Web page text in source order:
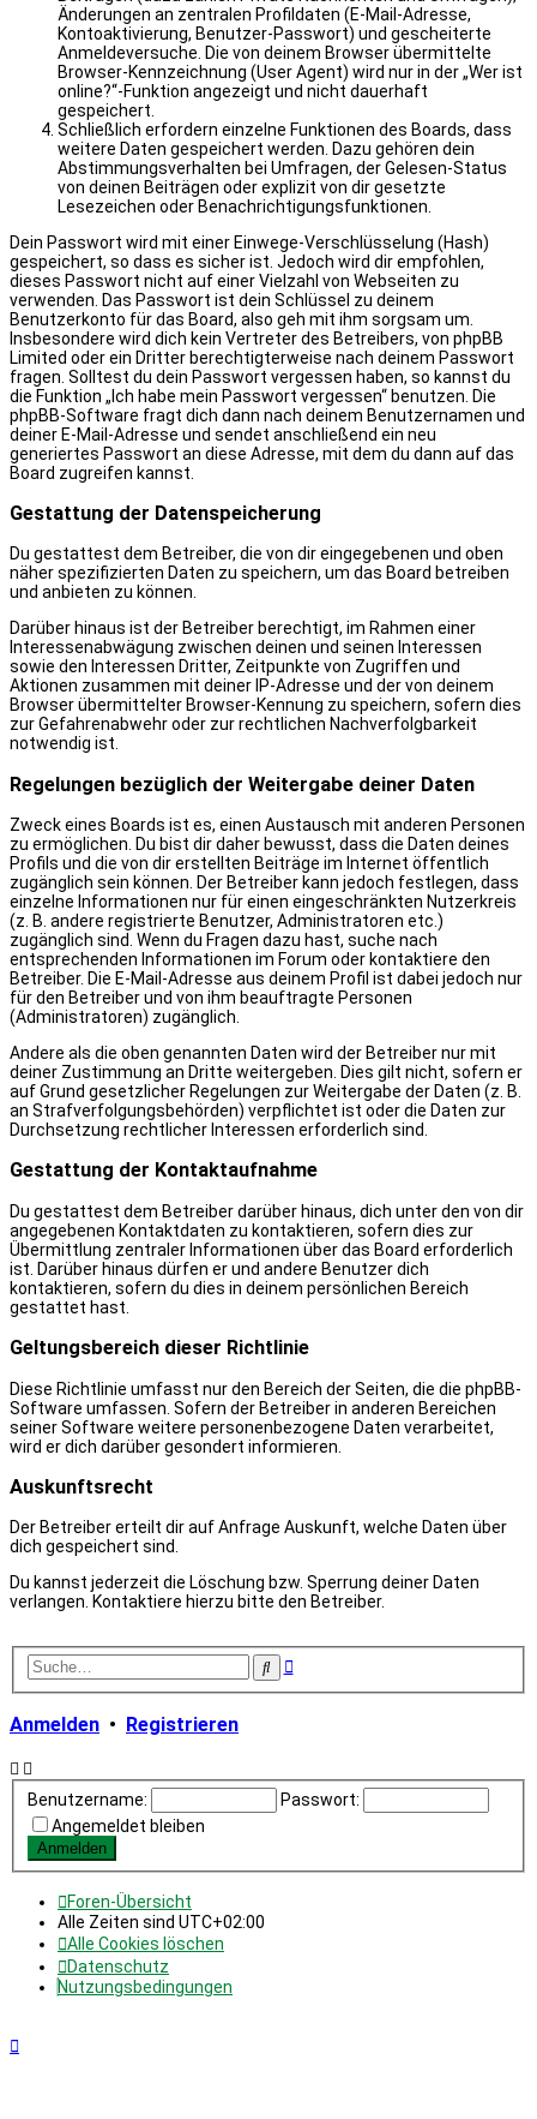
Änderungen an zentralen Profildaten (E-Mail-Adresse,
Kontoaktivierung, Benutzer-Passwort) und gescheiterte
Anmeldeversuche. Die von deinem Browser übermittelte
Browser-Kennzeichnung (User Agent) wird nur in der „Wer ist
online?“-Funktion angezeigt und nicht dauerhaft
gespeichert.
Schließlich erfordern einzelne Funktionen des Boards, dass
weitere Daten gespeichert werden. Dazu gehören dein
Abstimmungsverhalten bei Umfragen, der Gelesen-Status
von deinen Beiträgen oder explizit von dir gesetzte
Lesezeichen oder Benachrichtigungsfunktionen.
Dein Passwort wird mit einer Einwege-Verschlüsselung (Hash)
gespeichert, so dass es sicher ist. Jedoch wird dir empfohlen,
dieses Passwort nicht auf einer Vielzahl von Webseiten zu
verwenden. Das Passwort ist dein Schlüssel zu deinem
Benutzerkonto für das Board, also geh mit ihm sorgsam um.
Insbesondere wird dich kein Vertreter des Betreibers, von phpBB
Limited oder ein Dritter berechtigterweise nach deinem Passwort
fragen. Solltest du dein Passwort vergessen haben, so kannst du
die Funktion „Ich habe mein Passwort vergessen“ benutzen. Die
phpBB-Software fragt dich dann nach deinem Benutzernamen und
deiner E-Mail-Adresse und sendet anschließend ein neu
generiertes Passwort an diese Adresse, mit dem du dann auf das
Board zugreifen kannst.
Gestattung der Datenspeicherung
Du gestattest dem Betreiber, die von dir eingegebenen und oben
näher spezifizierten Daten zu speichern, um das Board betreiben
und anbieten zu können.
Darüber hinaus ist der Betreiber berechtigt, im Rahmen einer
Interessenabwägung zwischen deinen und seinen Interessen
sowie den Interessen Dritter, Zeitpunkte von Zugriffen und
Aktionen zusammen mit deiner IP-Adresse und der von deinem
Browser übermittelter Browser-Kennung zu speichern, sofern dies
zur Gefahrenabwehr oder zur rechtlichen Nachverfolgbarkeit
notwendig ist.
Regelungen bezüglich der Weitergabe deiner Daten
Zweck eines Boards ist es, einen Austausch mit anderen Personen
zu ermöglichen. Du bist dir daher bewusst, dass die Daten deines
Profils und die von dir erstellten Beiträge im Internet öffentlich
zugänglich sein können. Der Betreiber kann jedoch festlegen, dass
einzelne Informationen nur für einen eingeschränkten Nutzerkreis
(z. B. andere registrierte Benutzer, Administratoren etc.)
zugänglich sind. Wenn du Fragen dazu hast, suche nach
entsprechenden Informationen im Forum oder kontaktiere den
Betreiber. Die E-Mail-Adresse aus deinem Profil ist dabei jedoch nur
für den Betreiber und von ihm beauftragte Personen
(Administratoren) zugänglich.
Andere als die oben genannten Daten wird der Betreiber nur mit
deiner Zustimmung an Dritte weitergeben. Dies gilt nicht, sofern er
auf Grund gesetzlicher Regelungen zur Weitergabe der Daten (z. B.
an Strafverfolgungsbehörden) verpflichtet ist oder die Daten zur
Durchsetzung rechtlicher Interessen erforderlich sind.
Gestattung der Kontaktaufnahme
Du gestattest dem Betreiber darüber hinaus, dich unter den von dir
angegebenen Kontaktdaten zu kontaktieren, sofern dies zur
Übermittlung zentraler Informationen über das Board erforderlich
ist. Darüber hinaus dürfen er und andere Benutzer dich
kontaktieren, sofern du dies in deinem persönlichen Bereich
gestattet hast.
Geltungsbereich dieser Richtlinie
Diese Richtlinie umfasst nur den Bereich der Seiten, die die phpBB-
Software umfassen. Sofern der Betreiber in anderen Bereichen
seiner Software weitere personenbezogene Daten verarbeitet,
wird er dich darüber gesondert informieren.
Auskunftsrecht
Der Betreiber erteilt dir auf Anfrage Auskunft, welche Daten über
dich gespeichert sind.
Du kannst jederzeit die Löschung bzw. Sperrung deiner Daten
verlangen. Kontaktiere hierzu bitte den Betreiber.
SucheErweiterte
Anmelden • Registrieren
Benutzername:
Passwort:
Angemeldet bleiben
Foren-Übersicht
Alle Zeiten sind UTC+02:00
Alle Cookies löschen
Datenschutz
Nutzungsbedingungen